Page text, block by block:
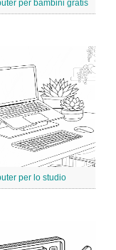
per bambini gratis
per lo studio